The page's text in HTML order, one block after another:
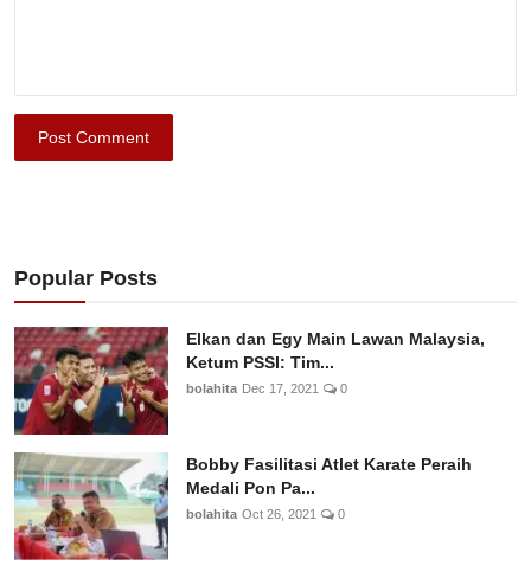
Post Comment
Popular Posts
Elkan dan Egy Main Lawan Malaysia,
Ketum PSSI: Tim...
bolahita Dec 17, 2021 0
Bobby Fasilitasi Atlet Karate Peraih
Medali Pon Pa...
bolahita Oct 26, 2021 0